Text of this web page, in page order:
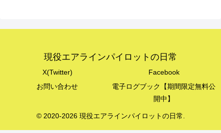
現役エアラインパイロットの日常
X(Twitter)
Facebook
お問い合わせ
電子ログブック【期間限定無料公
開中】
© 2020-2026 現役エアラインパイロットの日常.